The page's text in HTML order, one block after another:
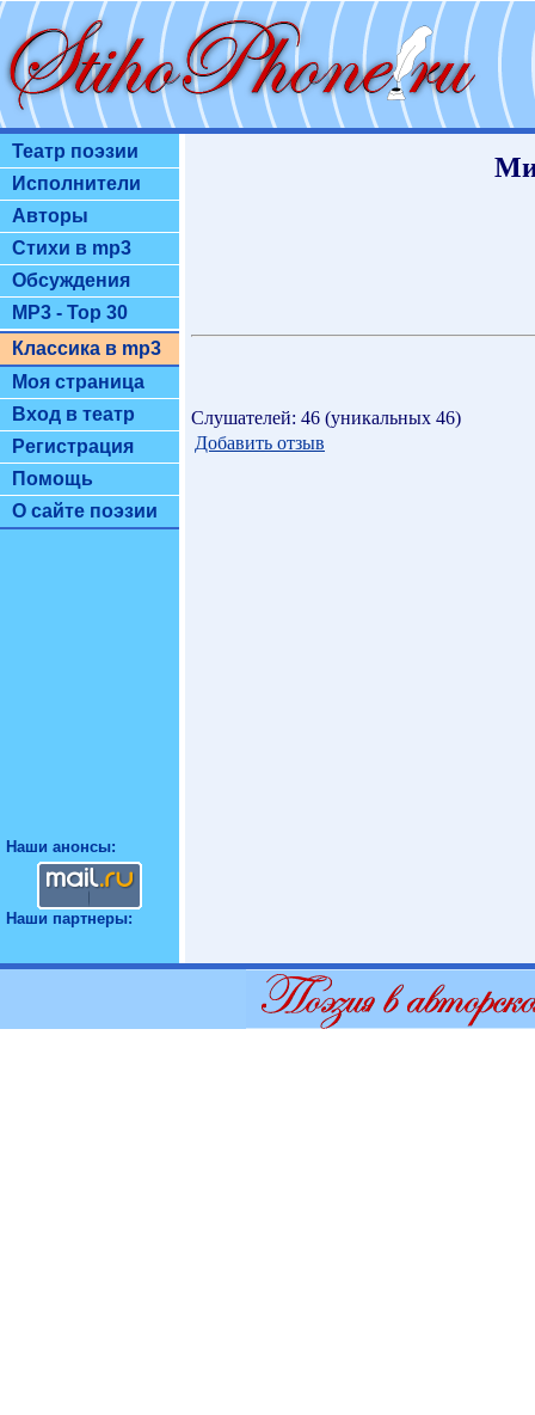
Театр поэзии
Исполнители
Авторы
Стихи в mp3
Обсуждения
MP3 - Top 30
Классика в mp3
Моя страница
Вход в театр
Регистрация
Помощь
О сайте поэзии
Наши анонсы:
Наши партнеры:
Слушателей: 46 (уникальных 46)
Добавить отзыв